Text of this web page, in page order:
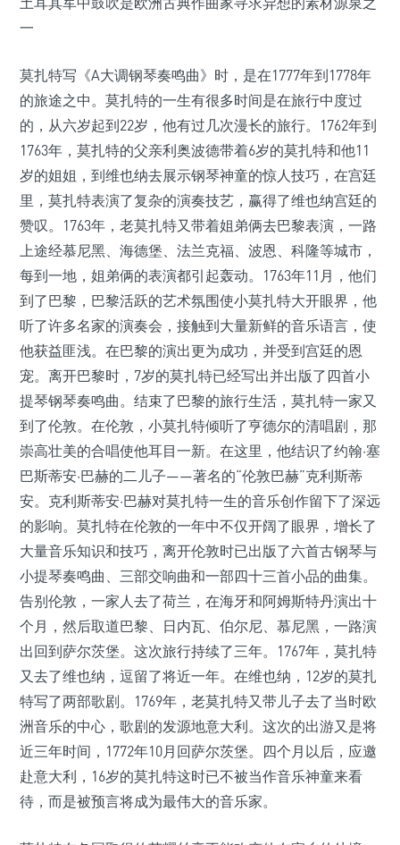
一
莫扎特写《A大调钢琴奏鸣曲》时，是在1777年到1778年
的旅途之中。莫扎特的一生有很多时间是在旅行中度过
的，从六岁起到22岁，他有过几次漫长的旅行。1762年到
1763年，莫扎特的父亲利奥波德带着6岁的莫扎特和他11
岁的姐姐，到维也纳去展示钢琴神童的惊人技巧，在宫廷
里，莫扎特表演了复杂的演奏技艺，赢得了维也纳宫廷的
赞叹。1763年，老莫扎特又带着姐弟俩去巴黎表演，一路
上途经慕尼黑、海德堡、法兰克福、波恩、科隆等城市，
每到一地，姐弟俩的表演都引起轰动。1763年11月，他们
到了巴黎，巴黎活跃的艺术氛围使小莫扎特大开眼界，他
听了许多名家的演奏会，接触到大量新鲜的音乐语言，使
他获益匪浅。在巴黎的演出更为成功，并受到宫廷的恩
宠。离开巴黎时，7岁的莫扎特已经写出并出版了四首小
提琴钢琴奏鸣曲。结束了巴黎的旅行生活，莫扎特一家又
到了伦敦。在伦敦，小莫扎特倾听了亨德尔的清唱剧，那
崇高壮美的合唱使他耳目一新。在这里，他结识了约翰·塞
巴斯蒂安·巴赫的二儿子——著名的“伦敦巴赫”克利斯蒂
安。克利斯蒂安·巴赫对莫扎特一生的音乐创作留下了深远
的影响。莫扎特在伦敦的一年中不仅开阔了眼界，增长了
大量音乐知识和技巧，离开伦敦时已出版了六首古钢琴与
小提琴奏鸣曲、三部交响曲和一部四十三首小品的曲集。
告别伦敦，一家人去了荷兰，在海牙和阿姆斯特丹演出十
个月，然后取道巴黎、日内瓦、伯尔尼、慕尼黑，一路演
出回到萨尔茨堡。这次旅行持续了三年。1767年，莫扎特
又去了维也纳，逗留了将近一年。在维也纳，12岁的莫扎
特写了两部歌剧。1769年，老莫扎特又带儿子去了当时欧
洲音乐的中心，歌剧的发源地意大利。这次的出游又是将
近三年时间，1772年10月回萨尔茨堡。四个月以后，应邀
赴意大利，16岁的莫扎特这时已不被当作音乐神童来看
待，而是被预言将成为最伟大的音乐家。